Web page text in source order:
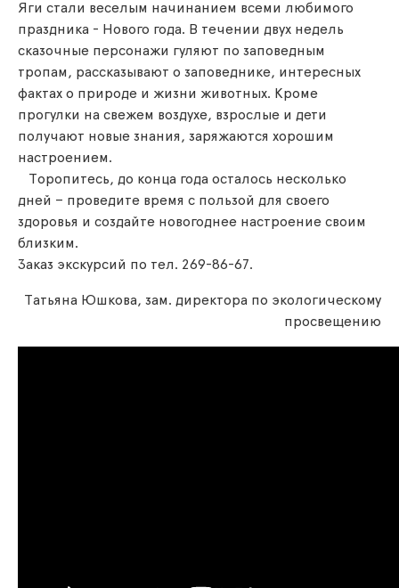
Яги стали веселым начинанием всеми любимого
праздника - Нового года. В течении двух недель
сказочные персонажи гуляют по заповедным
тропам, рассказывают о заповеднике, интересных
фактах о природе и жизни животных. Кроме
прогулки на свежем воздухе, взрослые и дети
получают новые знания, заряжаются хорошим
настроением.
Торопитесь, до конца года осталось несколько
дней – проведите время с пользой для своего
здоровья и создайте новогоднее настроение своим
близким.
Заказ экскурсий по тел. 269-86-67.
Татьяна Юшкова, зам. директора по экологическому
просвещению